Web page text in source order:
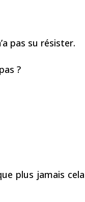
pas su résister.
?
plus jamais cela